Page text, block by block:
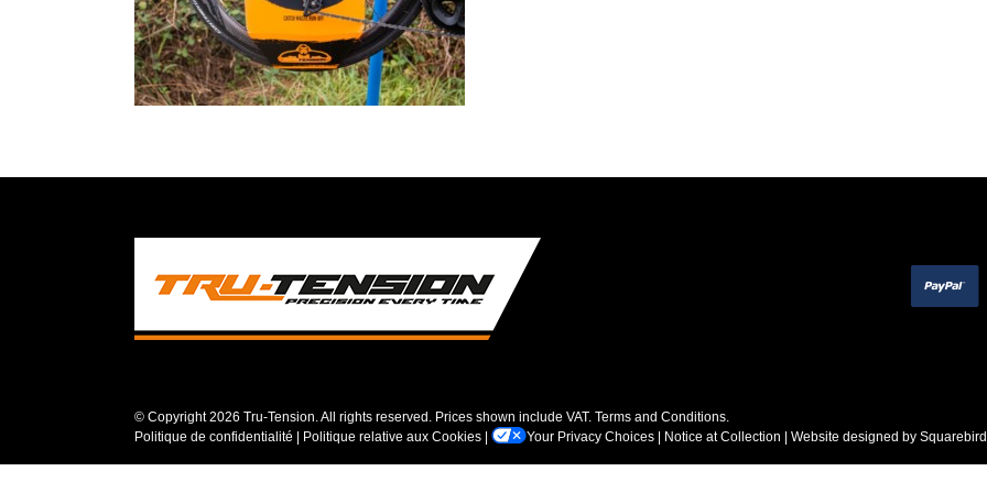
© Copyright2026 Tru-Tension. All rights reserved. Prices shown include VAT. Terms and Conditions.
Politique de confidentialité
Politique relative aux Cookies Your Privacy Choices Notice at Collection | Website designed by Squarebird